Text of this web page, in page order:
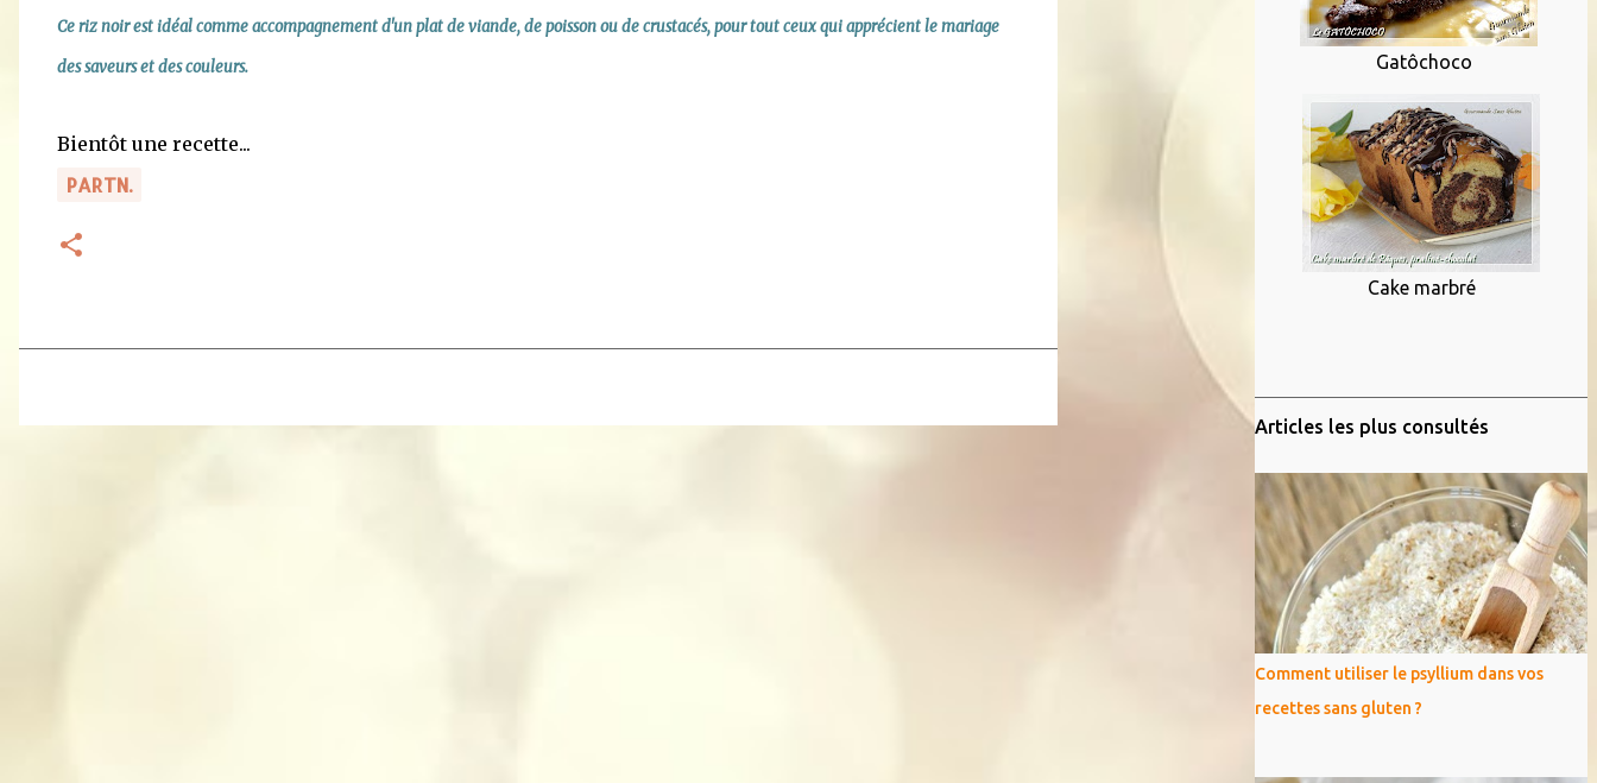
Ce riz noir est idéal comme accompagnement d'un plat de viande, de poisson ou de crustacés, pour tout ceux qui apprécient le mariage
des saveurs et des couleurs.
Bientôt une recette...
PARTN.
Gatôchoco
Cake marbré
Articles les plus consultés
Comment utiliser le psyllium dans vos
recettes sans gluten ?